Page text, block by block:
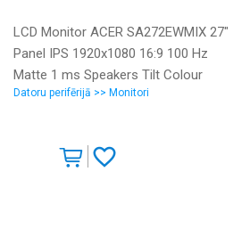
LCD Monitor ACER SA272EWMIX 27"
Panel IPS 1920x1080 16:9 100 Hz
Matte 1 ms Speakers Tilt Colour
White UM.HS2EE.E18
Datoru perifērijā >> Monitori